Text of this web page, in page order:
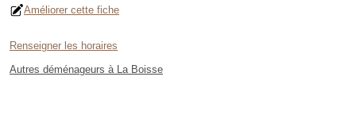
Améliorer cette fiche
Renseigner les horaires
Autres déménageurs à La Boisse